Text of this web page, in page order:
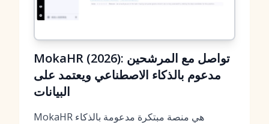
MokaHR (2026): تواصل مع المرشحين
مدعوم بالذكاء الاصطناعي ويعتمد على
البيانات
MokaHR هي منصة مبتكرة مدعومة بالذكاء